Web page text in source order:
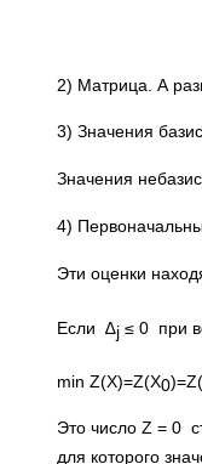
2) Матрица. А
3) Значения
Значения
4)
Эти оценки
Если ∆j ≤ 0 при
min Z(Х)=Z(Х0
Это число Z = 0
для которого